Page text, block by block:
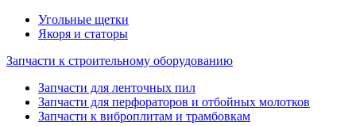
Угольные щетки
Якоря и статоры
Запчасти к строительному оборудованию
Запчасти для ленточных пил
Запчасти для перфораторов и отбойных молотков
Запчасти к виброплитам и трамбовкам